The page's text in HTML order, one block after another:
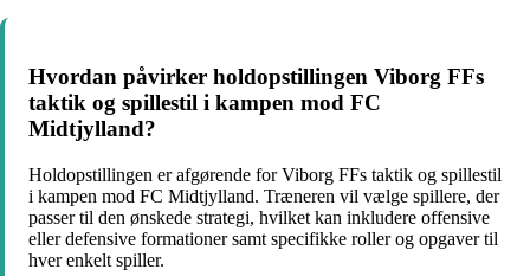
Hvordan påvirker holdopstillingen Viborg FFs
taktik og spillestil i kampen mod FC
Midtjylland?
Holdopstillingen er afgørende for Viborg FFs taktik og spillestil
i kampen mod FC Midtjylland. Træneren vil vælge spillere, der
passer til den ønskede strategi, hvilket kan inkludere offensive
eller defensive formationer samt specifikke roller og opgaver til
hver enkelt spiller.